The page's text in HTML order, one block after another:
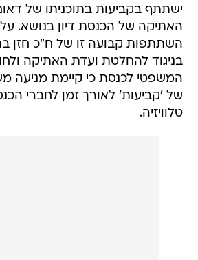
ישתתף בקביעות בתוכניתו של
האתיקה של הכנסת דיון בנושא.
השתתפות קבועה זו של ח"כ חזן
בניגוד להחלטת ועדת האתיקה
המשפטי לכנסת כי קיימת מניעה
של 'קביעות' לאורך זמן לחברי
טלוויזיה.